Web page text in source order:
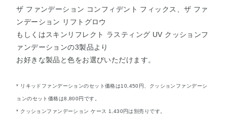
クッショ
ンファン
デーショ
クッショ
ンファン
デーショ
ザ ファンデーション コンフィデント フィックス、ザ ファ
ンデーション リフトグロウ
もしくはスキンリフレクト ラスティング UV クッションフ
ァンデーションの3製品より
お好きな製品と色をお選びいただけます。
* リキッドファンデーションのセット価格は10,450円、クッションファンデーシ
ョンのセット価格は8,800円です。
* クッションファンデーション ケース 1,430円は別売りです。